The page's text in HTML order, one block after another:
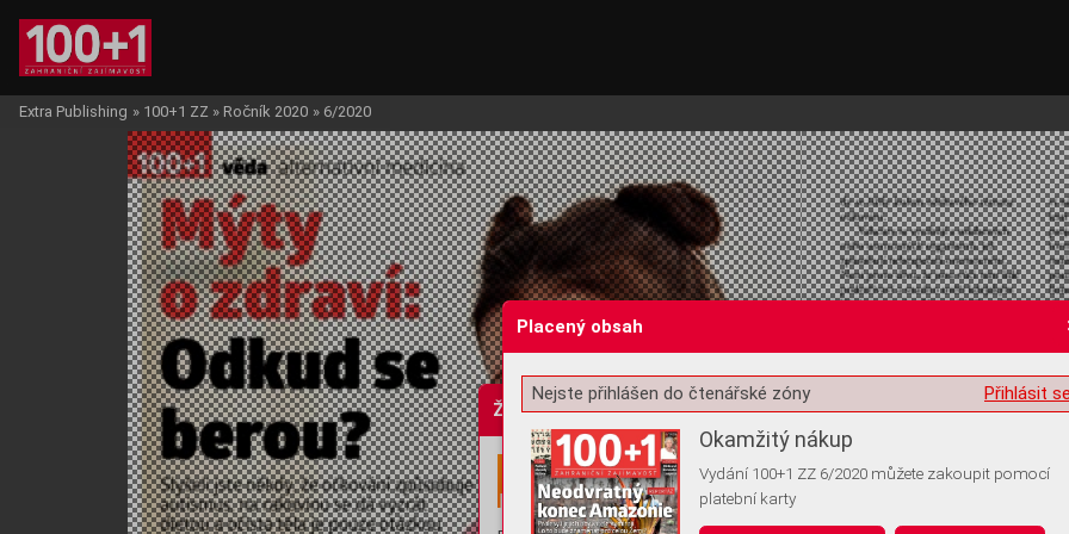
Žádost o souhlas s ukládáním volitelných informací
Extra Publishing » 100+1 ZZ » Ročník 2020 » 6/2020
Placený obsah
Přihlásit
Nejste přihlášen do čtenářské zóny
Okamžitý nákup
Vydání 100+1 ZZ 6/2020 můžete zakoupit pomocí
platební karty